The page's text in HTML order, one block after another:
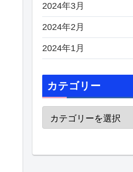
2024年3月
2024年2月
2024年1月
カテゴリー